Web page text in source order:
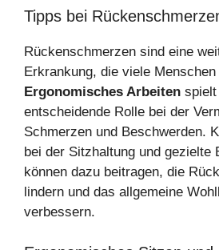
Tipps bei
Rückenschmerzen sind eine
Erkrankung, die viele
Ergonomisches Arbeiten
entscheidende Rolle bei der
Schmerzen und Beschwerden.
bei der Sitzhaltung und gezielte
können dazu beitragen, die
lindern und das allgemeine
verbessern.